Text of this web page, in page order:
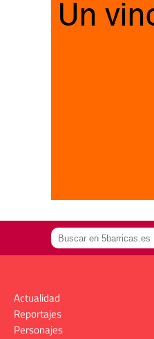
Actualidad
Reportajes
Personajes